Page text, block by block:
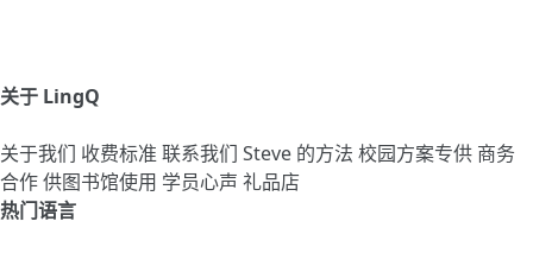
关于 LingQ
关于我们 收费标准 联系我们 Steve 的方法 校园方案专供 商务
合作供图书馆使用 学员心声 礼品店
热门语言